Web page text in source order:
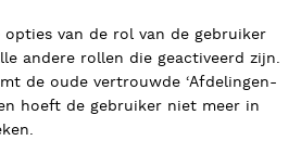
van de rol van de gebruiker
andere rollen die geactiveerd zijn.
de oude vertrouwde ‘Afdelingen-
hoeft de gebruiker niet meer in